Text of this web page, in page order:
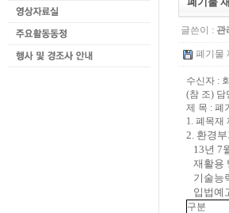
글쓴이 : 관
폐기물
수신자 :
(참 조) 담
제 목 : 폐
1. 폐목재
2. 환경
13년 7
재활용
기술능
입법예
구분